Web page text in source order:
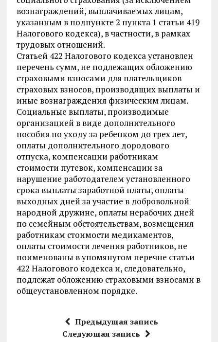
вознаграждений, выплачиваемых лицам,
указанным в подпункте 2 пункта 1 статьи 419
Налогового кодекса), в частности, в рамках
трудовых отношений.
Статьей 422 Налогового кодекса установлен
перечень сумм, не подлежащих обложению
страховыми взносами для плательщиков
страховых взносов, производящих выплаты и
иные вознаграждения физическим лицам.
Социальные выплаты, производимые
организацией в виде дополнительного
пособия по уходу за ребенком до трех лет,
оплаты дополнительного дородового
отпуска, компенсации работникам
стоимости путевок, компенсации за
нарушение работодателем установленного
срока выплаты заработной платы, оплаты
выходных дней за участие в добровольной
народной дружине, оплаты нерабочих дней
по семейным обстоятельствам, возмещения
работникам стоимости медикаментов,
оплаты стоимости лечения работников, не
поименованы в упомянутом перечне статьи
422 Налогового кодекса и, следовательно,
подлежат обложению страховыми взносами в
общеустановленном порядке.
Предыдущая запись
Следующая запись